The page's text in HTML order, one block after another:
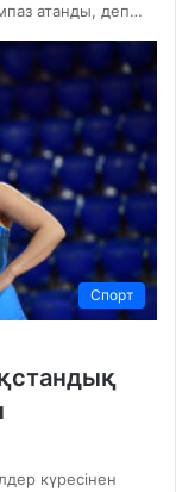
атанды, деп…
Спорт
күресінен